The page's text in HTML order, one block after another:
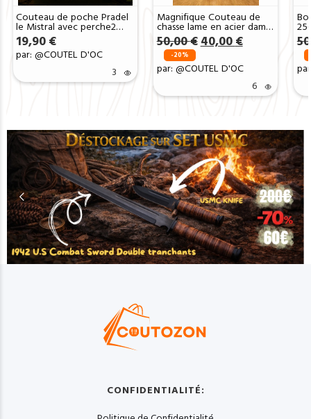
Couteau de poche Pradel
le Mistral avec perche2
C1102perche2
19,90 €
par: @COUTEL D'OC
3
Magnifique Couteau de
chasse lame en acier damas
256 couches avec Petit
Couteau de poche Offert
ref D340
50,00€ Le
prix
initial
était :
40,00 €Le
prix
actuel
est :
40,00 €.
-20%
par: @COUTEL D'OC
6
CONFIDENTIALITÉ: